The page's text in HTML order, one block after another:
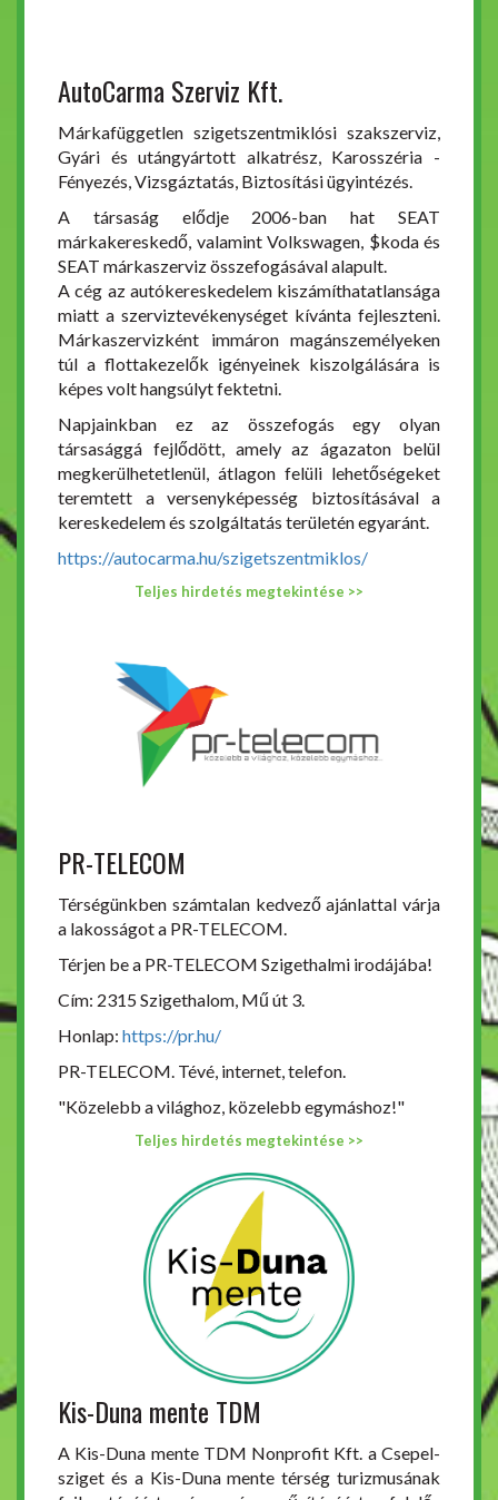
AutoCarma Szerviz Kft.
Márkafüggetlen szigetszentmiklósi szakszerviz,
Gyári és utángyártott alkatrész, Karosszéria -
Fényezés, Vizsgáztatás, Biztosítási ügyintézés.
A társaság elődje 2006-ban hat SEAT
márkakereskedő, valamint Volkswagen, $koda és
SEAT márkaszerviz összefogásával alapult.
A cég az autókereskedelem kiszámíthatatlansága
miatt a szerviztevékenységet kívánta fejleszteni.
Márkaszervizként immáron magánszemélyeken
túl a flottakezelők igényeinek kiszolgálására is
képes volt hangsúlyt fektetni.
Napjainkban ez az összefogás egy olyan
társasággá fejlődött, amely az ágazaton belül
megkerülhetetlenül, átlagon felüli lehetőségeket
teremtett a versenyképesség biztosításával a
kereskedelem és szolgáltatás területén egyaránt.
https://autocarma.hu/szigetszentmiklos/
Teljes hirdetés megtekintése >>
PR-TELECOM
Térségünkben számtalan kedvező ajánlattal várja
a lakosságot a PR-TELECOM.
Térjen be a PR-TELECOM Szigethalmi irodájába!
Cím: 2315 Szigethalom, Mű út 3.
Honlap: https://pr.hu/
PR-TELECOM. Tévé, internet, telefon.
"Közelebb a világhoz, közelebb egymáshoz!"
Teljes hirdetés megtekintése >>
Kis-Duna mente TDM
A Kis-Duna mente TDM Nonprofit Kft. a Csepel-
sziget és a Kis-Duna mente térség turizmusának